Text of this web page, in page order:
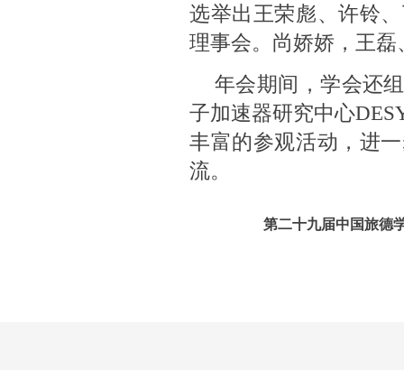
选举出王荣彪、许铃
理事会。尚娇娇，王
年会期间，学会还
子加速器研究中心
丰富的参观活动，进
流。
第二十九届中国旅德